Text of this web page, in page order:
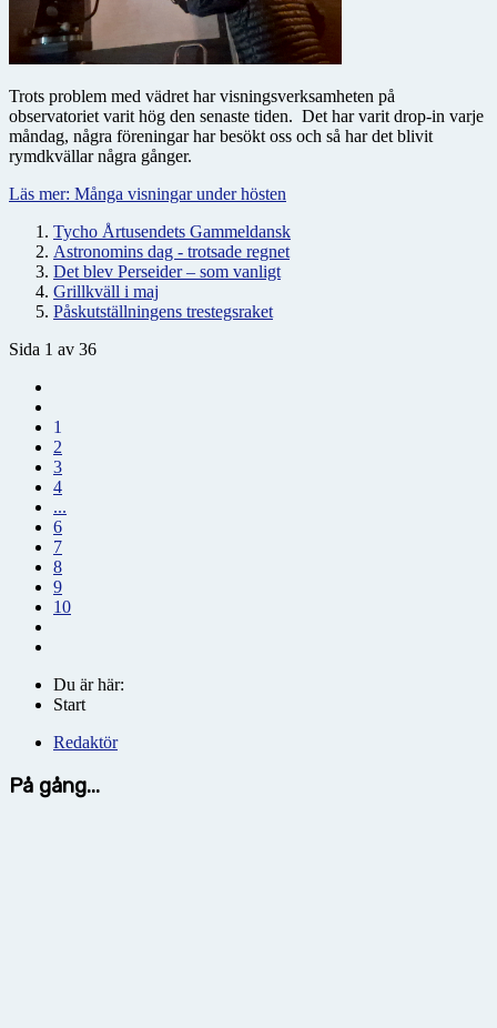
Trots problem med vädret har visningsverksamheten på
observatoriet varit hög den senaste tiden. Det har varit drop-in varje
måndag, några föreningar har besökt oss och så har det blivit
rymdkvällar några gånger.
Läs mer: Många visningar under hösten
Tycho Årtusendets Gammeldansk
Astronomins dag - trotsade regnet
Det blev Perseider – som vanligt
Grillkväll i maj
Påskutställningens trestegsraket
Sida 1 av 36
1
2
3
4
...
6
7
8
9
10
Du är här:
Start
Redaktör
På gång...